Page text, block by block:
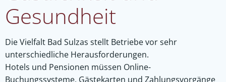
Gesundheit
Die Vielfalt Bad Sulzas stellt Betriebe vor sehr
unterschiedliche Herausforderungen.
Hotels und Pensionen müssen Online-
Buchungssysteme, Gästekarten und Zahlungsvorgänge